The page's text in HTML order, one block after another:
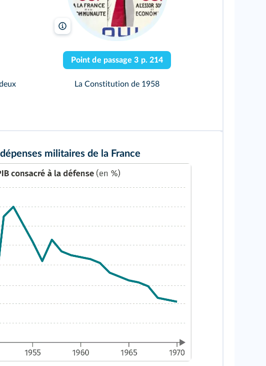
d'Evreux Bridgeman Images
Point de passage 3 p. 214
La Constitution de 1958
dépenses militaires de la France